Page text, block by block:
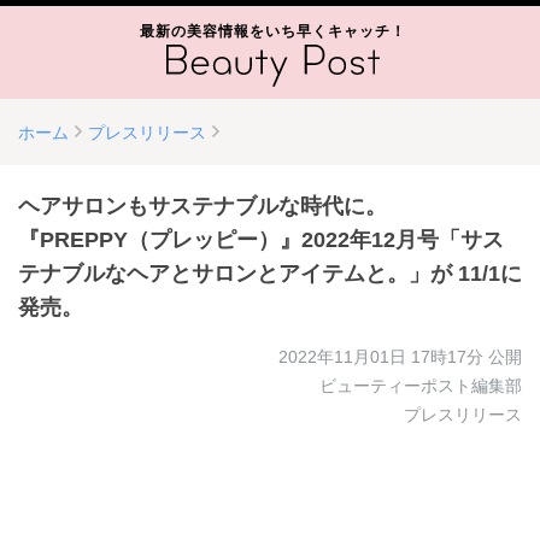
最新の美容情報をいち早くキャッチ！
ホーム プレスリリース
ヘアサロンもサステナブルな時代に。
『PREPPY（プレッピー）』2022年12月号「サス
テナブルなヘアとサロンとアイテムと。」が 11/1に
発売。
2022年11月01日 17時17分 公開
ビューティーポスト編集部
プレスリリース